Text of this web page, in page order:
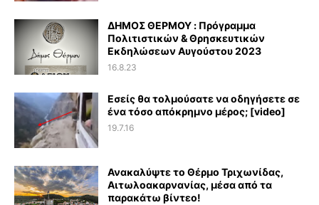
ΔΗΜΟΣ ΘΕΡΜΟΥ : Πρόγραμμα
Πολιτιστικών & Θρησκευτικών
Εκδηλώσεων Αυγούστου 2023
16.8.23
Εσείς θα τολμούσατε να οδηγήσετε σε
ένα τόσο απόκρημνο μέρος; [video]
19.7.16
Ανακαλύψτε το Θέρμο Τριχωνίδας,
Αιτωλοακαρνανίας, μέσα από τα
παρακάτω βίντεο!